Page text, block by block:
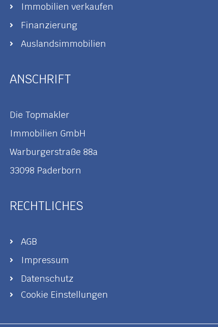
Immobilien verkaufen
Finanzierung
Auslandsimmobilien
ANSCHRIFT
Die Topmakler
Immobilien GmbH
Warburgerstraße 88a
33098 Paderborn
RECHTLICHES
AGB
Impressum
Datenschutz
Cookie Einstellungen